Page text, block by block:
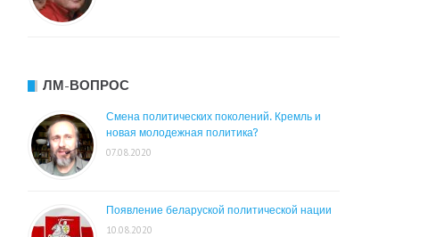
ЛМ-ВОПРОС
Смена политических поколений. Кремль и
новая молодежная политика?
07.08.2020
Появление беларуской политической нации
10.08.2020